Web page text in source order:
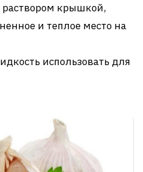
раствором крышкой,
и теплое место на
использовать для